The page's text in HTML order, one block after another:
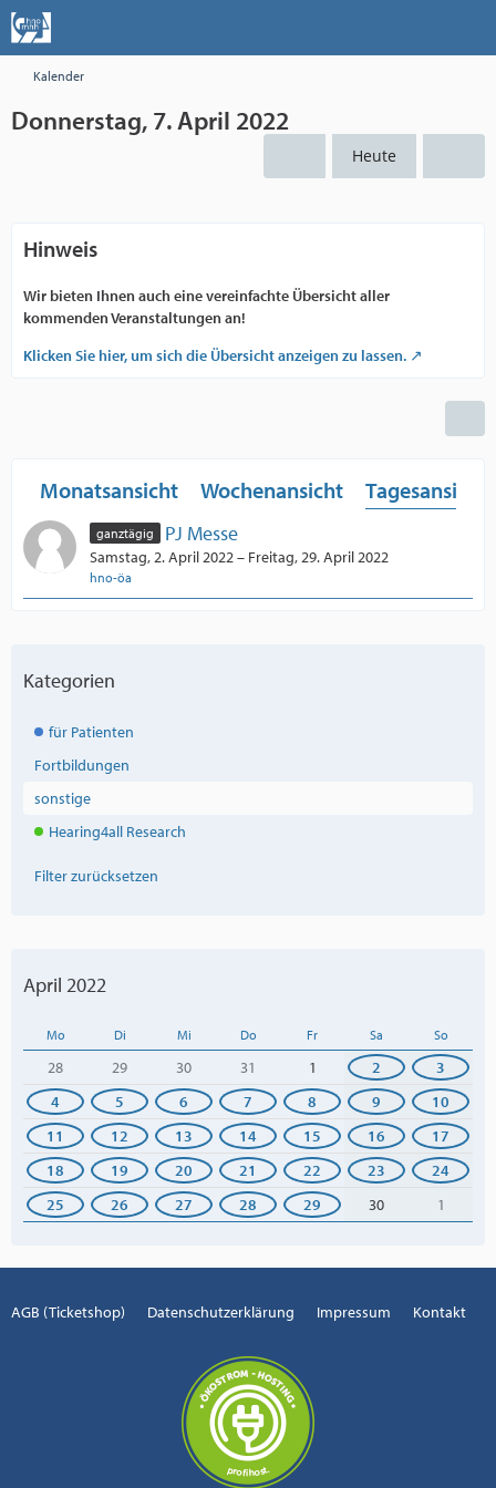
Kalender
Donnerstag, 7. April 2022
Heute
Hinweis
Wir bieten Ihnen auch eine vereinfachte Übersicht aller
kommenden Veranstaltungen an!
Klicken Sie hier, um sich die Übersicht anzeigen zu lassen.
Monatsansicht Wochenansicht Tagesansicht
ganztägig PJ Messe
Samstag, 2. April 2022 – Freitag, 29. April 2022
hno-öa
Kategorien
für Patienten
Fortbildungen
sonstige
Hearing4all Research
Filter zurücksetzen
April 2022
Mo Di Mi Do Fr Sa So
28 29 30 31 1 2
3
4
5 6 7 8 9
10
11
12 13 14 15 16
17
18
19 20 21 22 23
24
25
26 27 28 29 30 1
AGB (Ticketshop) Datenschutzerklärung Impressum Kontakt